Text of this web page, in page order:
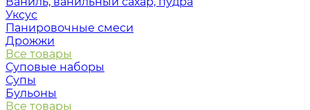
Уксус
Панировочные смеси
Дрожжи
Все товары
Суповые наборы
Супы
Бульоны
Все товары